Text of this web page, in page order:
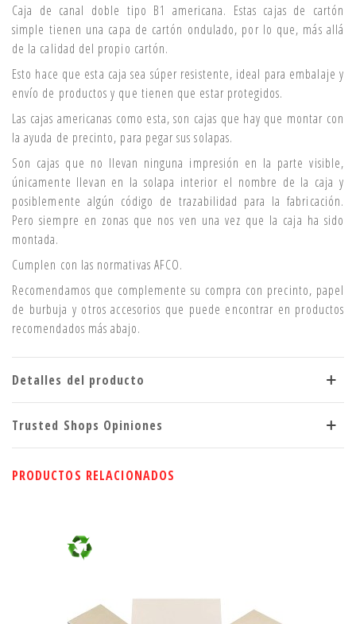
Caja de canal doble tipo B1 americana. Estas cajas de cartón
simple tienen una capa de cartón ondulado, por lo que, más allá
de la calidad del propio cartón.
Esto hace que esta caja sea súper resistente, ideal para embalaje y
envío de productos y que tienen que estar protegidos.
Las cajas americanas como esta, son cajas que hay que montar con
la ayuda de precinto, para pegar sus solapas.
Son cajas que no llevan ninguna impresión en la parte visible,
únicamente llevan en la solapa interior el nombre de la caja y
posiblemente algún código de trazabilidad para la fabricación.
Pero siempre en zonas que nos ven una vez que la caja ha sido
montada.
Cumplen con las normativas AFCO.
Recomendamos que complemente su compra con precinto, papel
de burbuja y otros accesorios que puede encontrar en productos
recomendados más abajo.
Detalles del producto
Trusted Shops Opiniones
PRODUCTOS RELACIONADOS